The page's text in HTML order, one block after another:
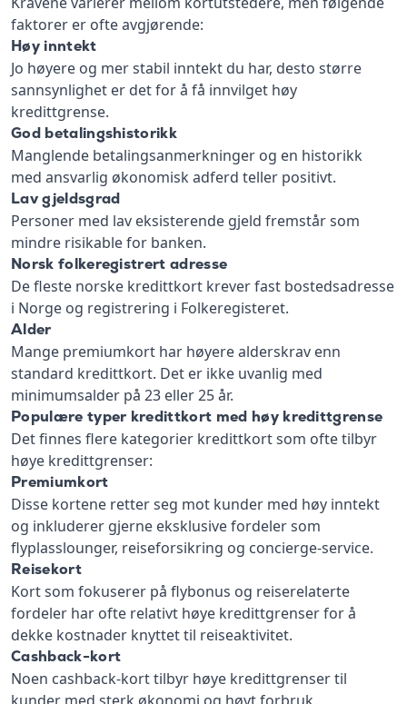
faktorer er ofte avgjørende:
Høy inntekt
Jo høyere og mer stabil inntekt du har, desto større
sannsynlighet er det for å få innvilget høy
kredittgrense.
God betalingshistorikk
Manglende betalingsanmerkninger og en historikk
med ansvarlig økonomisk adferd teller positivt.
Lav gjeldsgrad
Personer med lav eksisterende gjeld fremstår som
mindre risikable for banken.
Norsk folkeregistrert adresse
De fleste norske kredittkort krever fast bostedsadresse
i Norge og registrering i Folkeregisteret.
Alder
Mange premiumkort har høyere alderskrav enn
standard kredittkort. Det er ikke uvanlig med
minimumsalder på 23 eller 25 år.
Populære typer kredittkort med høy kredittgrense
Det finnes flere kategorier kredittkort som ofte tilbyr
høye kredittgrenser:
Premiumkort
Disse kortene retter seg mot kunder med høy inntekt
og inkluderer gjerne eksklusive fordeler som
flyplasslounger, reiseforsikring og concierge-service.
Reisekort
Kort som fokuserer på flybonus og reiserelaterte
fordeler har ofte relativt høye kredittgrenser for å
dekke kostnader knyttet til reiseaktivitet.
Cashback-kort
Noen cashback-kort tilbyr høye kredittgrenser til